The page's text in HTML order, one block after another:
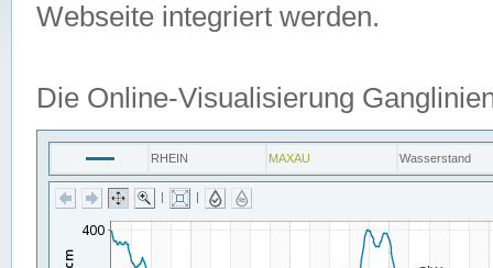
Webseite integriert werden.
Die Online-Visualisierung